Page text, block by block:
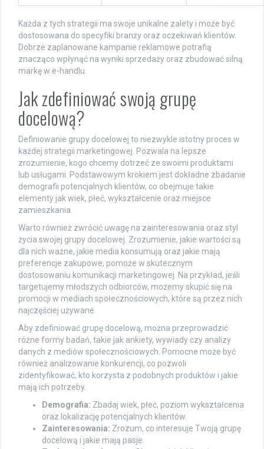
Każda z tych strategii ma swoje unikalne zalety i może być
dostosowana do specyfiki branży oraz oczekiwań klientów.
Dobrze zaplanowane kampanie reklamowe potrafią
znacząco wpłynąć na wyniki sprzedaży oraz zbudować silną
markę w e-handlu.
Jak zdefiniować swoją grupę
docelową?
Definiowanie grupy docelowej to niezwykle istotny proces w
każdej strategii marketingowej. Pozwala na lepsze
zrozumienie, kogo chcemy dotrzeć ze swoimi produktami
lub usługami. Podstawowym krokiem jest dokładne zbadanie
demografii potencjalnych klientów, co obejmuje takie
elementy jak wiek, płeć, wykształcenie oraz miejsce
zamieszkania.
Warto również zwrócić uwagę na zainteresowania oraz styl
życia swojej grupy docelowej. Zrozumienie, jakie wartości są
dla nich ważne, jakie media konsumują oraz jakie mają
preferencje zakupowe, pomoże w skutecznym
dostosowaniu komunikacji marketingowej. Na przykład, jeśli
targetujemy młodszych odbiorców, możemy skupić się na
promocji w mediach społecznościowych, które są przez nich
najczęściej używane.
Aby zdefiniować grupę docelową, można przeprowadzić
różne formy badań, takie jak ankiety, wywiady czy analizy
danych z mediów społecznościowych. Pomocne może być
również analizowanie konkurencji, co pozwoli
zidentyfikować, kto korzysta z podobnych produktów i jakie
mają ich potrzeby.
Demografia: Zbadaj wiek, płeć, poziom wykształcenia
oraz lokalizację potencjalnych klientów.
Zainteresowania: Zrozum, co interesuje Twoją grupę
docelową i jakie mają pasje.